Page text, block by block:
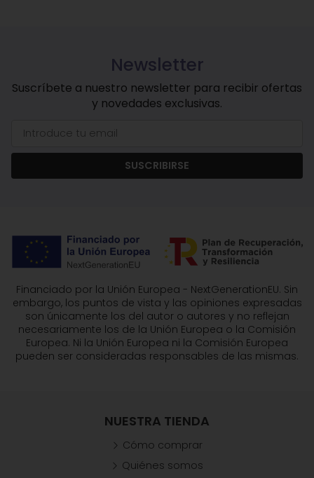
Newsletter
Suscríbete a nuestro newsletter para recibir ofertas
y novedades exclusivas.
SUSCRIBIRSE
Financiado por la Unión Europea - NextGenerationEU. Sin
embargo, los puntos de vista y las opiniones expresadas
son únicamente los del autor o autores y no reflejan
necesariamente los de la Unión Europea o la Comisión
Europea. Ni la Unión Europea ni la Comisión Europea
pueden ser consideradas responsables de las mismas.
NUESTRA TIENDA
Cómo comprar
Quiénes somos